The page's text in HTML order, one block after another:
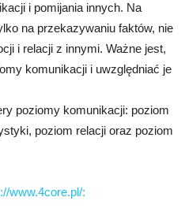
i pomijania innych. Na
na przekazywaniu faktów, nie
i relacji z innymi. Ważne jest,
komunikacji i uwzględniać je
poziomy komunikacji: poziom
poziom relacji oraz poziom
www.4core.pl/: